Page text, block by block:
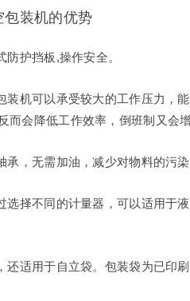
装机的优势
护挡板,操作安全。
装机可以承受较大的工作压力，
而会降低工作效率，倒班制又会
承，无需加油，减少对物料的污染
选择不同的计量器，可以适用于
还适用于自立袋。包装袋为已印